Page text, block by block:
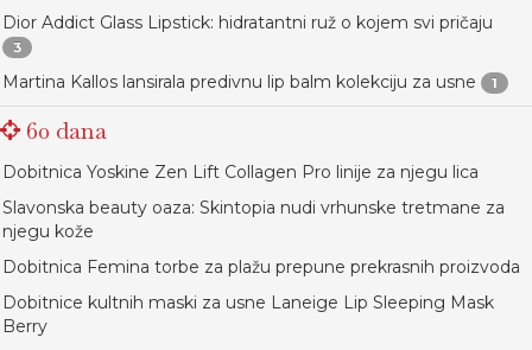
Dior Addict Glass Lipstick: hidratantni ruž o kojem svi pričaju
3
Martina Kallos lansirala predivnu lip balm kolekciju za usne 1
60 dana
Dobitnica Yoskine Zen Lift Collagen Pro linije za njegu lica
Slavonska beauty oaza: Skintopia nudi vrhunske tretmane za
njegu kože
Dobitnica Femina torbe za plažu prepune prekrasnih proizvoda
Dobitnice kultnih maski za usne Laneige Lip Sleeping Mask
Berry